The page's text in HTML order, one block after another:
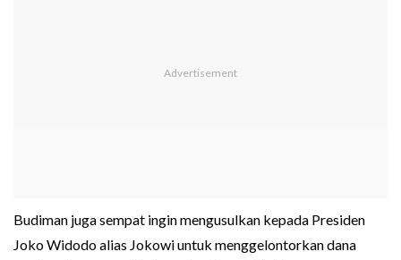
Budiman juga sempat ingin mengusulkan kepada Presiden
Joko Widodo alias Jokowi untuk menggelontorkan dana